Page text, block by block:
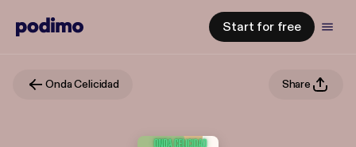
Start for free
Onda Celicidad Share